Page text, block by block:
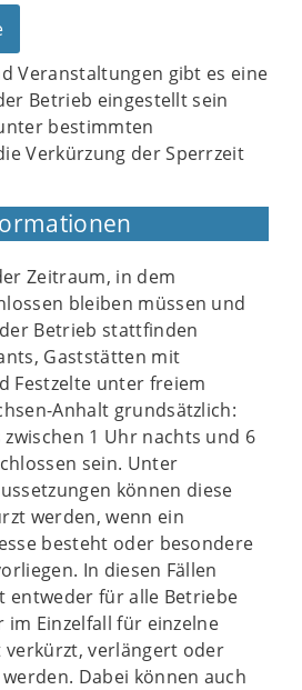
Veranstaltungen gibt es eine
Betrieb eingestellt sein
bestimmten
Verkürzung der Sperrzeit
Zeitraum, in dem
bleiben müssen und
Betrieb stattfinden
Gaststätten mit
Festzelte unter freiem
Anhalt grundsätzlich:
1 Uhr nachts und 6
sein. Unter
können diese
werden, wenn ein
besteht oder besondere
In diesen Fällen
entweder für alle Betriebe
im Einzelfall für einzelne
verlängert oder
Dabei können auch